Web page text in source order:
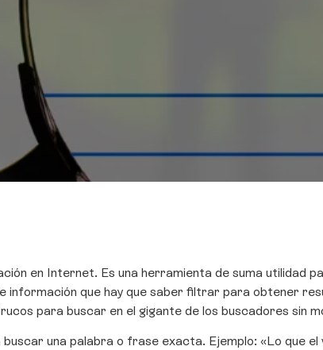
en Internet. Es una herramienta de suma utilidad
información que hay que saber filtrar para obtener
para buscar en el gigante de los buscadores sin
una palabra o frase exacta. Ejemplo: «Lo que el